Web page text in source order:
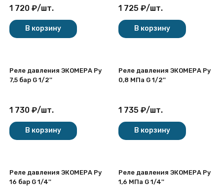
1 720 ₽/шт.
В корзину
1 725 ₽/шт.
В корзину
Реле давления ЭКОМЕРА Ру
7,5 бар G 1/2''
1 730 ₽/шт.
В корзину
Реле давления ЭКОМЕРА Ру
0,8 МПа G 1/2''
1 735 ₽/шт.
В корзину
Реле давления ЭКОМЕРА Ру
16 бар G 1/4''
Реле давления ЭКОМЕРА Ру
1,6 МПа G 1/4''